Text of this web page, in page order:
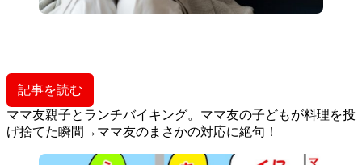
記事を読む
ママ友親子とランチバイキング。ママ友の子どもが料理を投
げ捨てた瞬間→ママ友のまさかの対応に絶句！